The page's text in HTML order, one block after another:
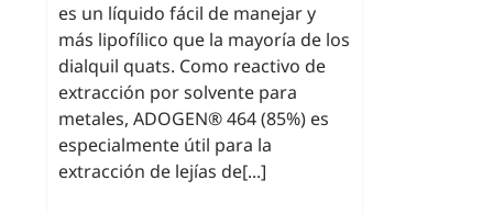
es un líquido fácil de manejar y
más lipofílico que la mayoría de los
dialquil quats. Como reactivo de
extracción por solvente para
metales, ADOGEN® 464 (85%) es
especialmente útil para la
extracción de lejías de[...]